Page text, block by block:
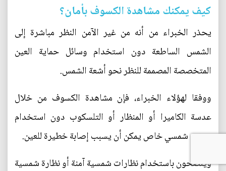
كيف يمكنك مشاهدة الكسوف بأمان؟
يحذر الخبراء من أنه من غير الآمن النظر مباشرة إلى
الشمس الساطعة دون استخدام وسائل حماية العين
المتخصصة المصممة للنظر نحو أشعة الشمس.
ووفقا لهؤلاء الخبراء، فإن مشاهدة الكسوف من خلال
عدسة الكاميرا أو المنظار أو التلسكوب دون استخدام
مرشح شمسي خاص يمكن أن يسبب إصابة خطيرة للعين.
وينصحون باستخدام نظارات شمسية آمنة أو نظارة شمسية